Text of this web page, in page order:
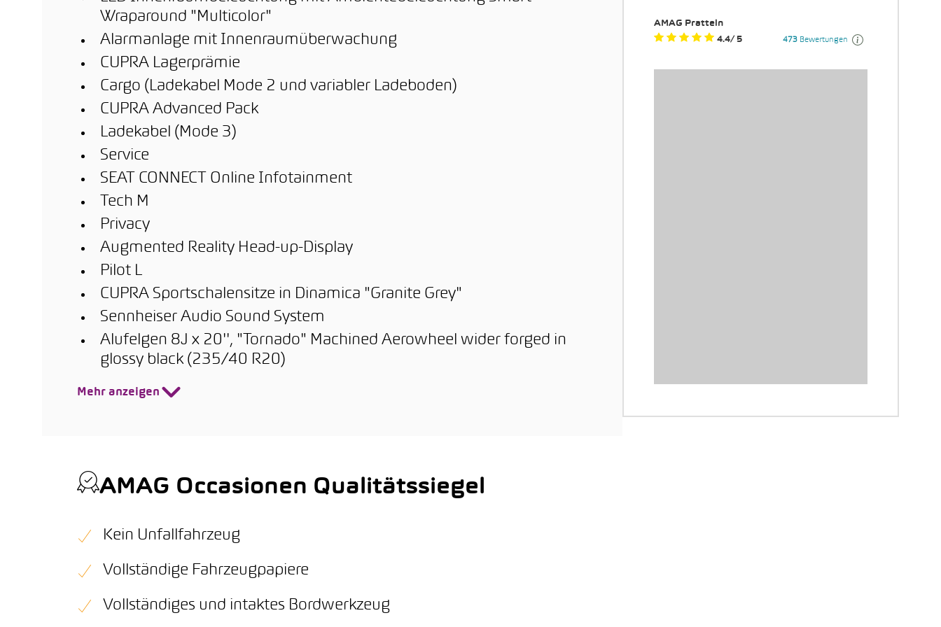
Wraparound "Multicolor"
Alarmanlage mit Innenraumüberwachung
CUPRA Lagerprämie
Cargo (Ladekabel Mode 2 und variabler Ladeboden)
CUPRA Advanced Pack
Ladekabel (Mode 3)
Service
SEAT CONNECT Online Infotainment
Tech M
Privacy
Augmented Reality Head-up-Display
Pilot L
CUPRA Sportschalensitze in Dinamica "Granite Grey"
Sennheiser Audio Sound System
Alufelgen 8J x 20'', "Tornado" Machined Aerowheel wider forged in
glossy black (235/40 R20)
Mehr anzeigen
AMAG Occasionen Qualitätssiegel
Kein Unfallfahrzeug
Vollständige Fahrzeugpapiere
Vollständiges und intaktes Bordwerkzeug